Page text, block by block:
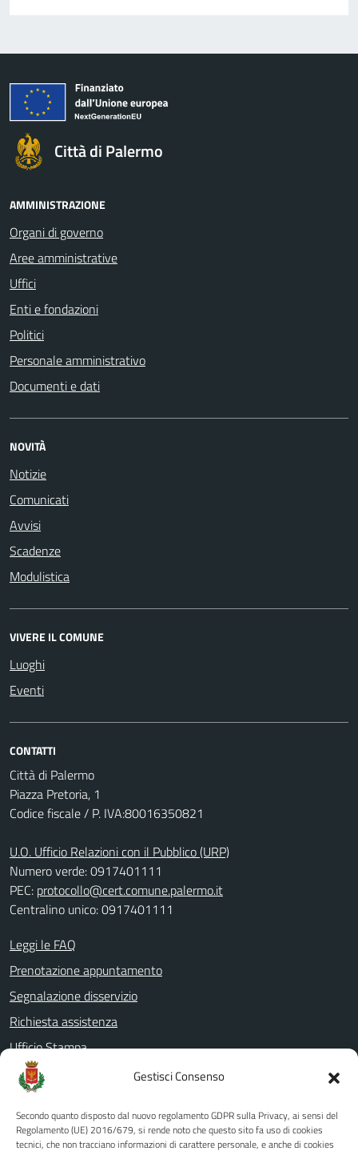
Gestisci Consenso
Secondo quanto disposto dal nuovo regolamento GDPR sulla Privacy, ai sensi del
Regolamento (UE) 2016/679, si rende noto che questo sito fa uso di cookies
tecnici, che non tracciano informazioni di carattere personale, e anche di cookies
Città di Palermo
AMMINISTRAZIONE
Organi di governo
Aree amministrative
Uffici
Enti e fondazioni
Politici
Personale amministrativo
Documenti e dati
NOVITÀ
Notizie
Comunicati
Avvisi
Scadenze
Modulistica
VIVERE IL COMUNE
Luoghi
Eventi
CONTATTI
Città di Palermo
Piazza Pretoria, 1
Codice fiscale / P. IVA:80016350821
U.O. Ufficio Relazioni con il Pubblico (URP)
Numero verde: 0917401111
PEC: protocollo@cert.comune.palermo.it
Centralino unico: 0917401111
Leggi le FAQ
Prenotazione appuntamento
Segnalazione disservizio
Richiesta assistenza
Ufficio Stampa
Amministrazione Trasparente
Albo pretorio
Informativa privacy
Note legali